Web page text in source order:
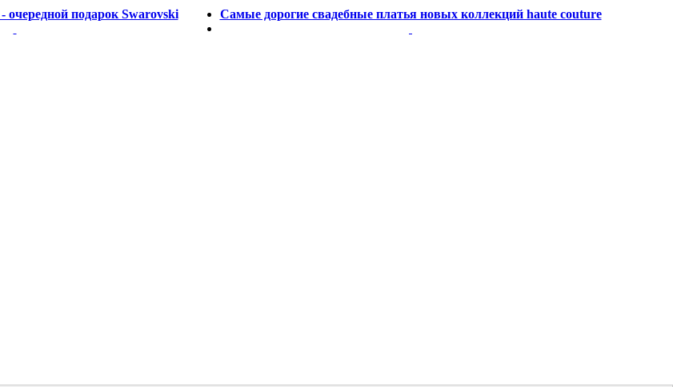
подарок Swarovski Самые дорогие свадебные платья новых коллекций haute couture